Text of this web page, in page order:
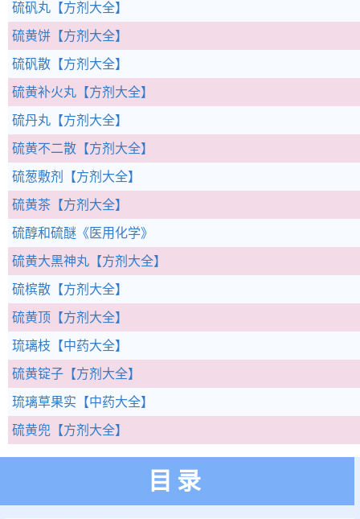
硫矾丸 【方剂大全】
硫黄饼 【方剂大全】
硫矾散 【方剂大全】
硫黄补火丸 【方剂大全】
硫丹丸 【方剂大全】
硫黄不二散 【方剂大全】
硫葱敷剂 【方剂大全】
硫黄茶 【方剂大全】
硫醇和硫醚 《医用化学》
硫黄大黑神丸 【方剂大全】
硫槟散 【方剂大全】
硫黄顶 【方剂大全】
琉璃枝 【中药大全】
硫黄锭子 【方剂大全】
琉璃草果实 【中药大全】
硫黄兜 【方剂大全】
目录